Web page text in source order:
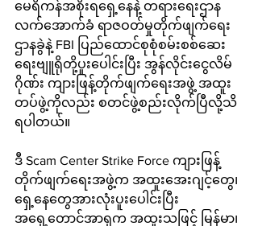
မေရိကန်အစိုးရရှေ့နေနဲ့ တရားရေးဌာန
လက်အောက်ခံ ရာဇဝတ်မှုတိုက်ဖျက်ရေး
ဌာနခွဲနဲ့ FBI ပြည်ထောင်စုစုံစမ်းစစ်ဆေး
ရေးဗျူရိုတို့ပူးပေါင်းပြီး အွန်လိုင်းငွေလိမ်
ဂိုဏ်း ကျားဖြန့်တိုက်ဖျက်ရေးအဖွဲ့ အထူး
တပ်ဖွဲ့ကိုလည်း စတင်ဖွဲ့စည်းလိုက်ပြီလို့သိ
ရပါတယ်။
ဒီ Scam Center Strike Force ကျားဖြန့်
တိုက်ဖျက်ရေးအဖွဲ့က အထူးအေးဂျင့်တွေ၊
ရှေ့နေတွေအားလုံးပူးပေါင်းပြီး
အရှေ့တောင်အာရှက အထူးသဖြင့် မြန်မာ၊